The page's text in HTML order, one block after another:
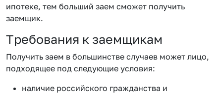
ипотеке, тем больший заем сможет получить
заемщик.
Требования к заемщикам
Получить заем в большинстве случаев может лицо,
подходящее под следующие условия:
наличие российского гражданства и